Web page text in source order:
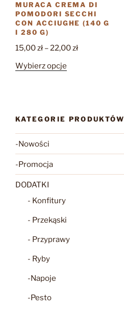
MURACA CREMA DI
POMODORI SECCHI
CON ACCIUGHE (140 G
I 280 G)
15,00zł –22,00złZakres
Wybierz opcje
wariantów.
stronie
KATEGORIE PRODUKTÓW
-Nowości
-Promocja
DODATKI
- Konfitury
- Przekąski
- Przyprawy
- Ryby
-Napoje
-Pesto